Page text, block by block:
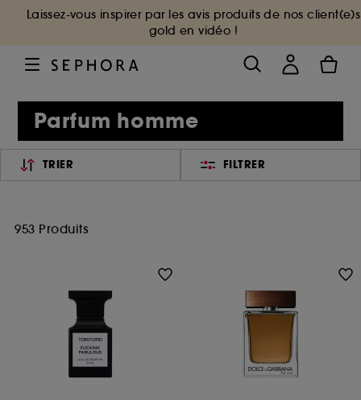
Laissez-vous inspirer par les avis produits de nos client(e)s
gold en vidéo !
Parfum homme
TRIER FILTRER
953 Produits